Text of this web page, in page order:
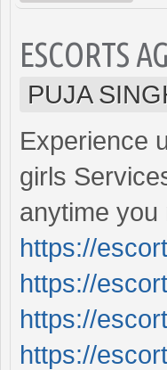
ESCORTS
PUJA
Experience
girls
anytime you
https://
https://
https://
https://